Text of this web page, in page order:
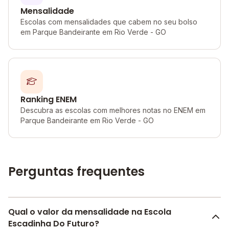
Mensalidade
Escolas com mensalidades que cabem no seu bolso
em Parque Bandeirante em Rio Verde - GO
Ranking ENEM
Descubra as escolas com melhores notas no ENEM em
Parque Bandeirante em Rio Verde - GO
Perguntas frequentes
Qual o valor da mensalidade na Escola
Escadinha Do Futuro?